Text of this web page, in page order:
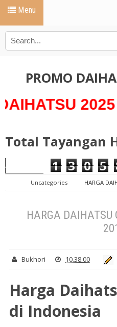
Menu
PROMO
2025
Total Tayangan
1 3 0 5
Uncategories HARGA
HARGA DAIHATSU
Bukhori 10.38.00
Harga
di Indonesia